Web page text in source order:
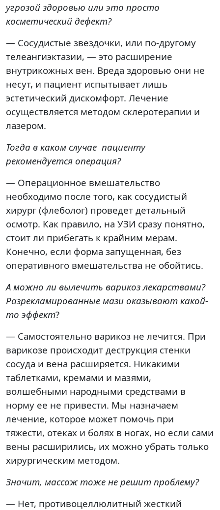
угрозой здоровью или это просто
косметический дефект?
— Сосудистые звездочки, или по-другому
телеангиэктазии, — это расширение
внутрикожных вен. Вреда здоровью они не
несут, и пациент испытывает лишь
эстетический дискомфорт. Лечение
осуществляется методом склеротерапии и
лазером.
Тогда в каком случае пациенту
рекомендуется операция?
— Операционное вмешательство
необходимо после того, как сосудистый
хирург (флеболог) проведет детальный
осмотр. Как правило, на УЗИ сразу понятно,
стоит ли прибегать к крайним мерам.
Конечно, если форма запущенная, без
оперативного вмешательства не обойтись.
А можно ли вылечить варикоз лекарствами?
Разрекламированные мази оказывают какой-
то эффект?
— Самостоятельно варикоз не лечится. При
варикозе происходит деструкция стенки
сосуда и вена расширяется. Никакими
таблетками, кремами и мазями,
волшебными народными средствами в
норму ее не привести. Мы назначаем
лечение, которое может помочь при
тяжести, отеках и болях в ногах, но если сами
вены расширились, их можно убрать только
хирургическим методом.
Значит, массаж тоже не решит проблему?
— Нет, противоцеллюлитный жесткий